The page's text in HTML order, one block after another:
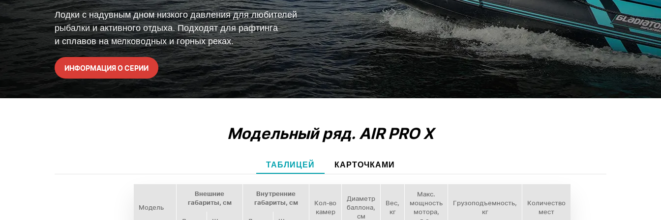
Лодки с надувным дном низкого давления для любителей
рыбалки и активного отдыха. Подходят для рафтинга
и сплавов на мелководных и горных реках.
ИНФОРМАЦИЯ О СЕРИИ
Модельный ряд. AIR PRO X
ТАБЛИЦЕЙ КАРТОЧКАМИ
Модель
Внешние
габариты, см
Внутренние
габариты, см
Кол‑во
камер
Диаметр
баллона,
см
Вес,
кг
Макс.
мощность
мотора,
Грузоподъемность,
кг
Количество
мест